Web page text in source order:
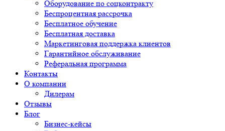
Оборудование по соцконтракту
Беспроцентная рассрочка
Бесплатное обучение
Бесплатная доставка
Маркетинговая поддержка клиентов
Гарантийное обслуживание
Реферальная программа
Контакты
О компании
Дилерам
Отзывы
Блог
Бизнес-кейсы